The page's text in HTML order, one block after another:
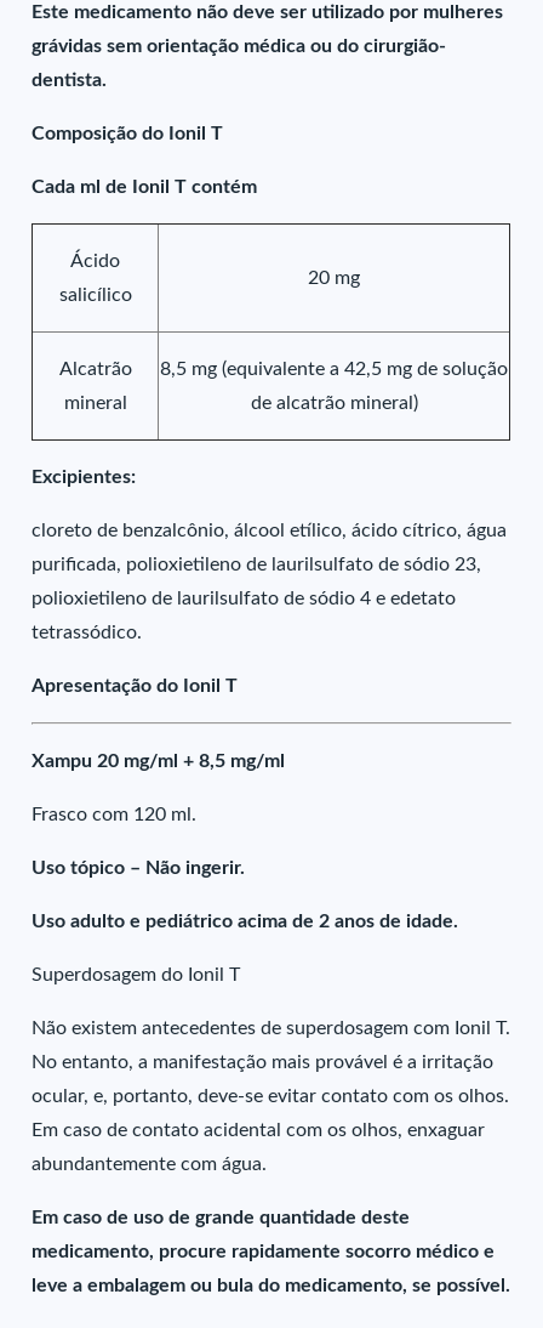
Este medicamento não deve ser utilizado por mulheres
grávidas sem orientação médica ou do cirurgião-
dentista.
Composição do Ionil T
Cada ml de Ionil T contém
Ácido
salicílico
20 mg
Alcatrão
mineral
8,5 mg (equivalente a 42,5 mg de solução
de alcatrão mineral)
Excipientes:
cloreto de benzalcônio, álcool etílico, ácido cítrico, água
purificada, polioxietileno de laurilsulfato de sódio 23,
polioxietileno de laurilsulfato de sódio 4 e edetato
tetrassódico.
Apresentação do Ionil T
Xampu 20 mg/ml + 8,5 mg/ml
Frasco com 120 ml.
Uso tópico – Não ingerir.
Uso adulto e pediátrico acima de 2 anos de idade.
Superdosagem do Ionil T
Não existem antecedentes de superdosagem com Ionil T.
No entanto, a manifestação mais provável é a irritação
ocular, e, portanto, deve-se evitar contato com os olhos.
Em caso de contato acidental com os olhos, enxaguar
abundantemente com água.
Em caso de uso de grande quantidade deste
medicamento, procure rapidamente socorro médico e
leve a embalagem ou bula do medicamento, se possível.